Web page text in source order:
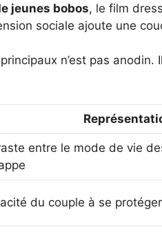
jeunes bobos, le film
sociale ajoute une
n’est pas anodin.
entre le mode de vie
du couple à se